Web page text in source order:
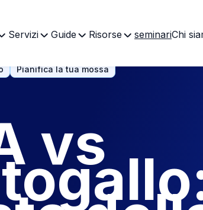
Servizi Guide Risorse seminariChi
Pianifica la tua mossa
vs